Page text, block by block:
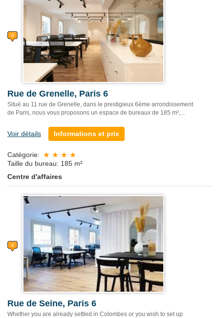
Rue de Grenelle, Paris 6
Situé au 11 rue de Grenelle, dans le prestigieux 6ème arrondissement
de Paris, nous vous proposons un espace de bureaux de 185 m²,...
Voir détails Informations et prix
Catégorie:
Taille du bureau: 185 m²
Centre d'affaires
Rue de Seine, Paris 6
Whether you are already settled in Colombes or you wish to set up